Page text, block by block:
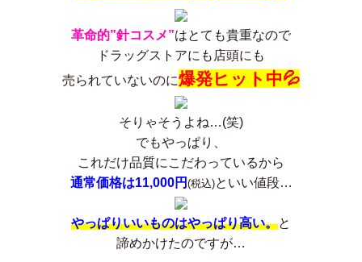
革命的”針コスメ”はとても貴重なので
ドラッグストアにも店頭にも
売られていないのに爆発ヒット中💦
そりゃそうよね…(笑)
でもやっぱり、
これだけ品質にこだわっているから
通常価格は11,000円 (税込)といい値段…
やっぱりいいものはやっぱり高い。と
諦めかけたのですが…